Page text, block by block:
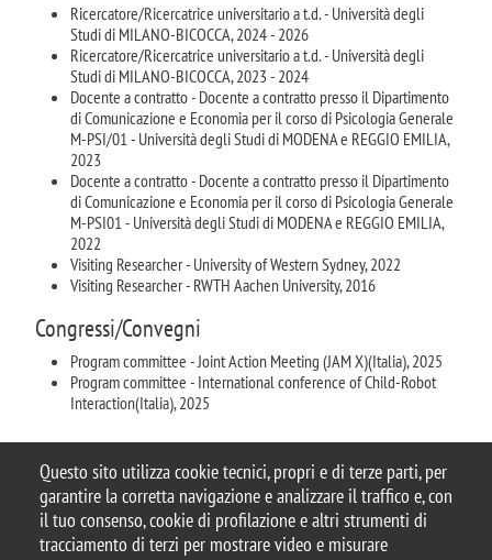
Questo sito utilizza cookie tecnici, propri e di terze parti, per
garantire la corretta navigazione e analizzare il traffico e, con
il tuo consenso, cookie di profilazione e altri strumenti di
tracciamento di terzi per mostrare video e misurare
Ricercatore/Ricercatrice universitario a t.d. - Università degli
Studi di MILANO-BICOCCA, 2024 - 2026
Ricercatore/Ricercatrice universitario a t.d. - Università degli
Studi di MILANO-BICOCCA, 2023 - 2024
Docente a contratto - Docente a contratto presso il Dipartimento
di Comunicazione e Economia per il corso di Psicologia Generale
M-PSI/01 - Università degli Studi di MODENA e REGGIO EMILIA,
2023
Docente a contratto - Docente a contratto presso il Dipartimento
di Comunicazione e Economia per il corso di Psicologia Generale
M-PSI01 - Università degli Studi di MODENA e REGGIO EMILIA,
2022
Visiting Researcher - University of Western Sydney, 2022
Visiting Researcher - RWTH Aachen University, 2016
Congressi/Convegni
Program committee - Joint Action Meeting (JAM X)(Italia), 2025
Program committee - International conference of Child-Robot
Interaction(Italia), 2025